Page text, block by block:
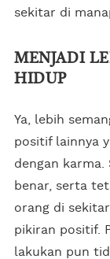
sekitar di
MENJADI
HIDUP
Ya, lebih
positif lainnya
dengan
benar, serta
orang di
pikiran positif.
lakukan pun